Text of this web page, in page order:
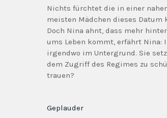
Nichts fürchtet die in einer
meisten Mädchen dieses Datum
Doch Nina ahnt, dass mehr
ums Leben kommt, erfährt
irgendwo im Untergrund. Sie
dem Zugriff des Regimes zu
trauen?
Geplauder